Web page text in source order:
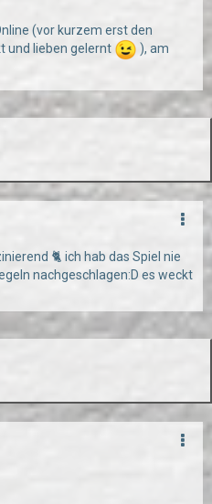
(vor kurzem erst den
und lieben gelernt
), am
🐈 ich hab das Spiel nie
nachgeschlagen:D es weckt